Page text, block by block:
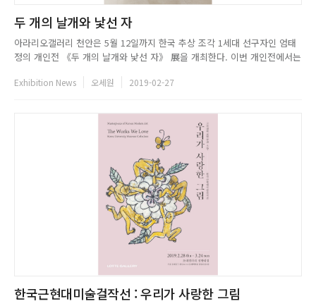
두 개의 날개와 낯선 자
아라리오갤러리 천안은 5월 12일까지 한국 추상 조각 1세대 선구자인 엄태
정의 개인전 《두 개의 날개와 낯선 자》 展을 개최한다. 이번 개인전에서는
상 조각가로서 작가가 천착해 온 다양한 금속 조각, 그리고 평면까지 40여
Exhibition News 오세원 2019-02-27
한국근현대미술걸작선 : 우리가 사랑한 그림